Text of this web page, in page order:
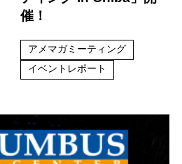
催！
アメマガミーティング
イベントレポート